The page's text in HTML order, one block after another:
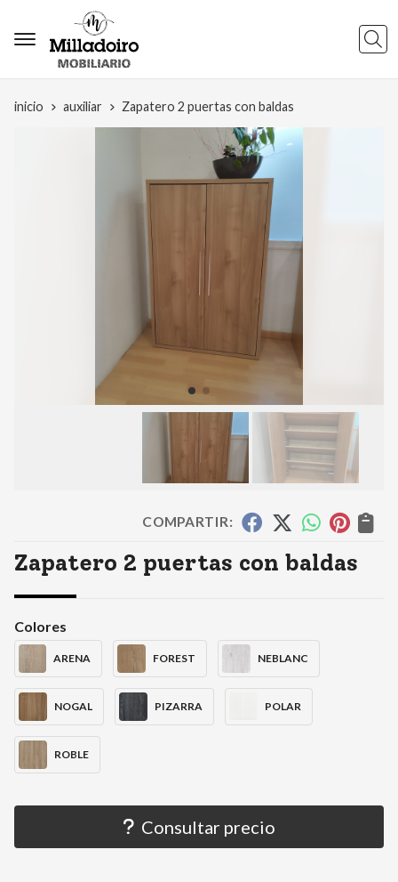
inicio auxiliar Zapatero 2 puertas con baldas
COMPARTIR:
Zapatero 2 puertas con baldas
Colores
ARENA FOREST NEBLANC
NOGAL PIZARRA POLAR
ROBLE
Consultar precio